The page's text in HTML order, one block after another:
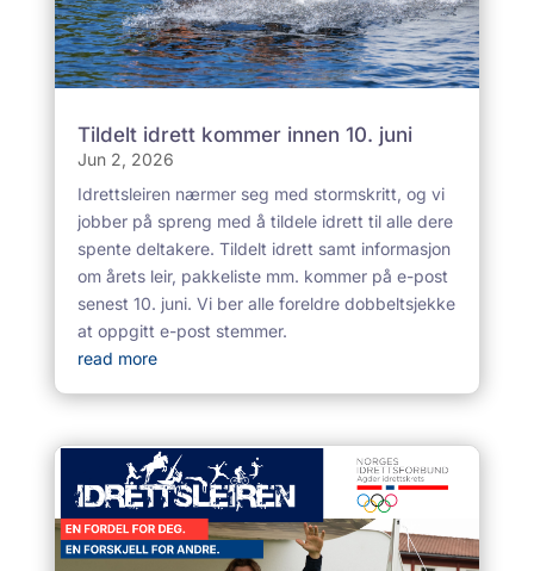
Tildelt idrett kommer innen 10. juni
Jun 2, 2026
Idrettsleiren nærmer seg med stormskritt, og vi
jobber på spreng med å tildele idrett til alle dere
spente deltakere. Tildelt idrett samt informasjon
om årets leir, pakkeliste mm. kommer på e-post
senest 10. juni. Vi ber alle foreldre dobbeltsjekke
at oppgitt e-post stemmer.
read more